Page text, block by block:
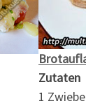
Zutaten
1